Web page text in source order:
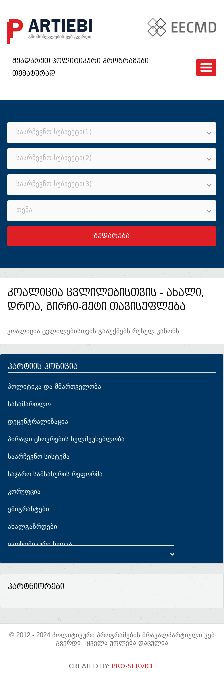
EECMD
ᲙᲘᲗᲮᲕᲐᲠᲘ
ᲮᲨᲘᲠᲐᲓ ᲓᲐᲡᲛᲣᲚᲘ ᲙᲘᲗᲮᲕᲔᲑᲘ
ᲓᲐᲒᲕᲘᲙᲐᲕᲨᲘᲠᲓᲘᲗ
GEO
შეადარეთ პოლიტიკური პროგრამები
თემატურად
საარჩევნო სუბიექტი(1)
საარჩევნო სუბიექტი(2)
საარჩევნო სუბიექტი(3)
თემა
კოალიცია ცვლილებისთვის - ახალი,
დროა, გირჩი-მეტი თავისუფლება
კოალიცია ცვლილებისთვის გააუქმებს რუსულ კანონს.
პარტიის პოზიცია
პოლიტიკა და მმართველობა
სასამართლო
დეცენტრალიზაცია
პირადი ცხოვრების ხელშეუხებლობა
საარჩევნო სისტემა
საჯარო სამსახურის რეფორმა
კორუფცია
ემიგრანტები
ახალგაზრდები
ეკონომიკური ხედვა
ეკონომიკური პარამეტრები
ენერგოუსაფრთხოება
პარტნიორები
© 2012 - 2024 პოლიტიკური პროგრამების მრავალპარტიული ვებ
გვერდი - ყველა უფლება დაცულია
CREATED BY: PRO-SERVICE